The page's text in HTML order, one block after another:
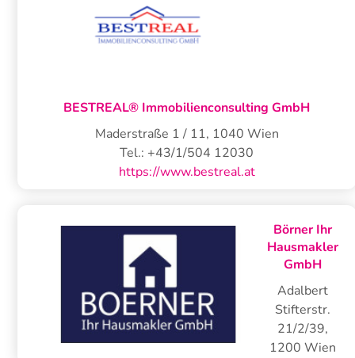
BESTREAL® Immobilienconsulting GmbH
Maderstraße 1 / 11, 1040 Wien
Tel.: +43/1/504 12030
https://www.bestreal.at
Börner Ihr
Hausmakler
GmbH
Adalbert
Stifterstr.
21/2/39,
1200 Wien